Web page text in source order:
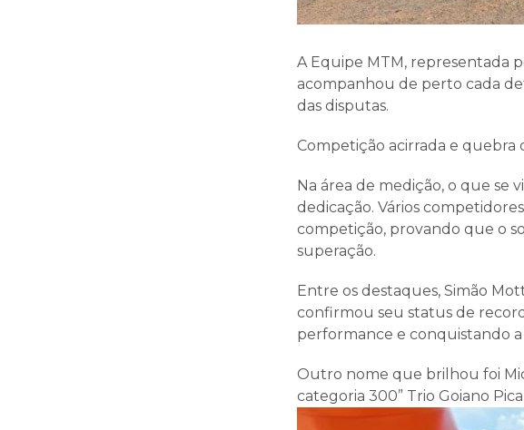
A Equipe MTM, representada
acompanhou de perto cada
das disputas.
Competição acirrada e quebra
Na área de medição, o que se
dedicação. Vários
competição, provando que o
superação.
Entre os destaques, Simão
confirmou seu status de
performance e conquistando
Outro nome que brilhou foi
categoria 300” Trio Goiano